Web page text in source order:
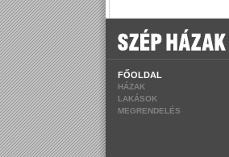
FŐOLDAL
HÁZAK
LAKÁSOK
MEGRENDELÉS